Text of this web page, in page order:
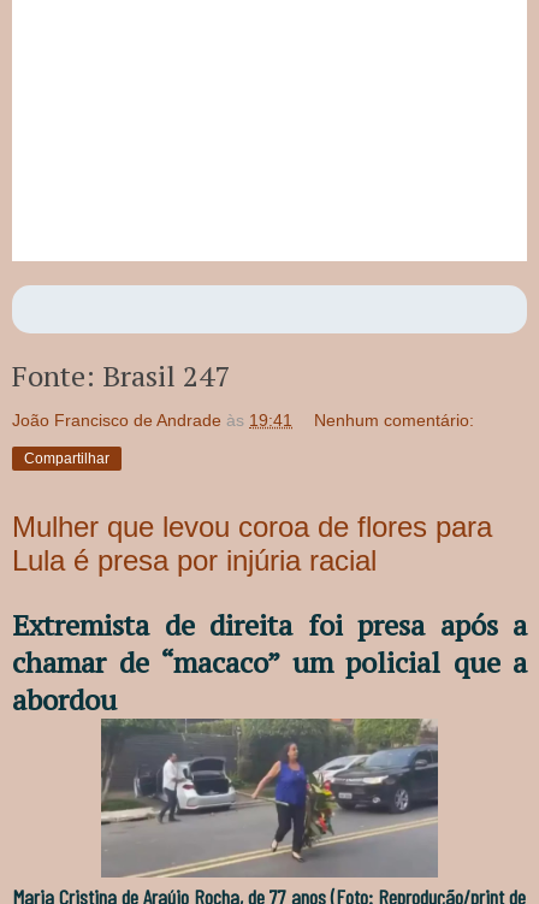
Fonte: Brasil 247
João Francisco de Andrade às 19:41 Nenhum comentário:
Compartilhar
Mulher que levou coroa de flores para
Lula é presa por injúria racial
Extremista de direita foi presa após a
chamar de “macaco” um policial que a
abordou
Maria Cristina de Araújo Rocha, de 77 anos (Foto: Reprodução/print de